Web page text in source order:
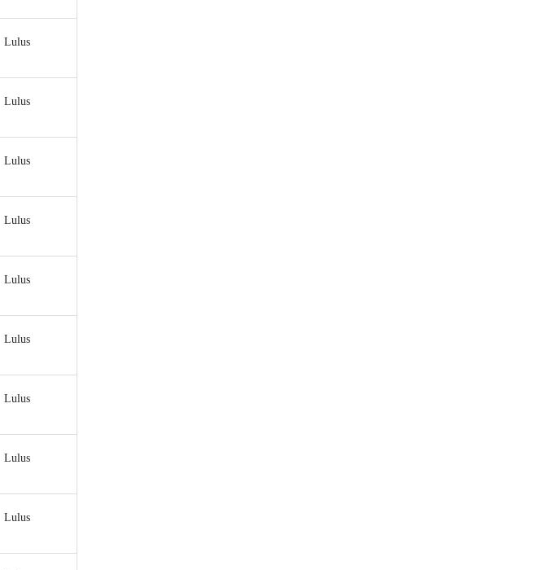
Lulus
Lulus
Lulus
Lulus
Lulus
Lulus
Lulus
Lulus
Lulus